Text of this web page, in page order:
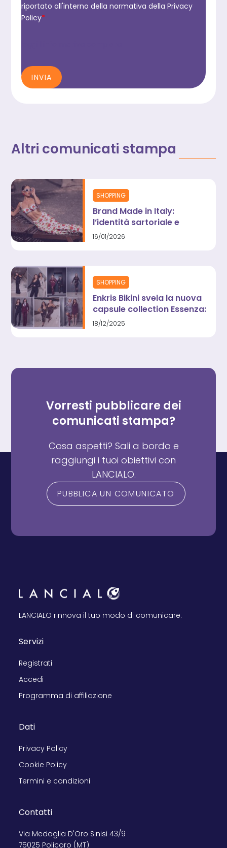
riportato all'interno della normativa della Privacy
Policy*
INVIA
Altri comunicati stampa
SHOPPING
Brand Made in Italy:
l’identità sartoriale e
contemporanea di EnKris
16/01/2026
SHOPPING
Enkris Bikini svela la nuova
capsule collection Essenza:
l’eccellenza sartoriale
18/12/2025
Vorresti pubblicare dei
comunicati stampa?
Cosa aspetti? Sali a bordo e
raggiungi i tuoi obiettivi con
LANCIALO.
PUBBLICA UN COMUNICATO
LANCIALO rinnova il tuo modo di comunicare.
Servizi
Registrati
Accedi
Programma di affiliazione
Dati
Privacy Policy
Cookie Policy
Termini e condizioni
Contatti
Via Medaglia D'Oro Sinisi 43/9
75025 Policoro (MT)